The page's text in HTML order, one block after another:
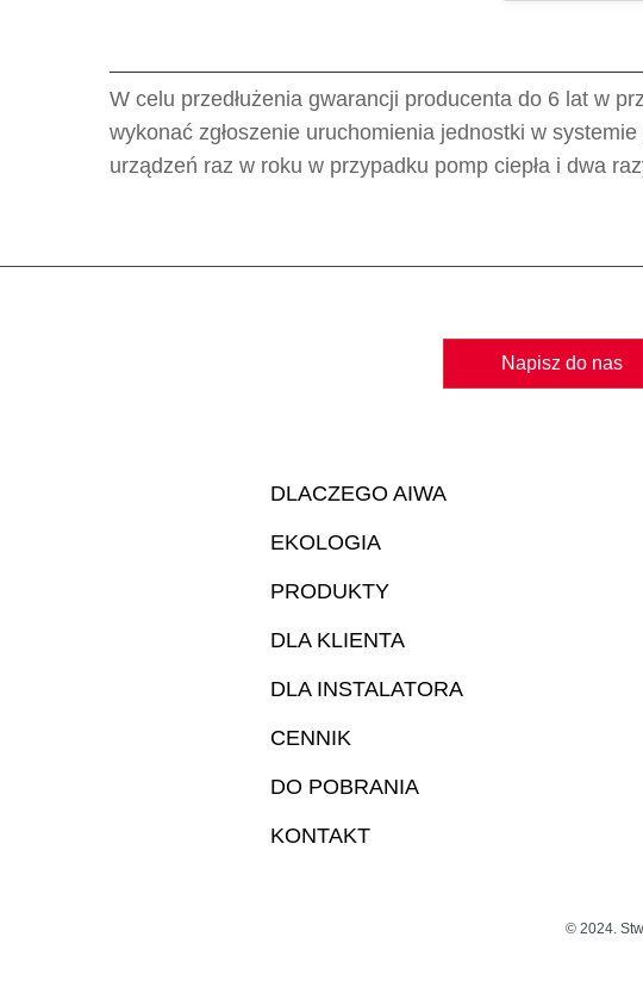
W celu przedłużenia gwarancji producenta do 6 lat w
wykonać zgłoszenie uruchomienia jednostki w
urządzeń raz w roku w przypadku pomp ciepła i dwa
Napisz do nas
DLACZEGO AIWA
EKOLOGIA
PRODUKTY
DLA KLIENTA
DLA INSTALATORA
CENNIK
DO POBRANIA
KONTAKT
© 2024.